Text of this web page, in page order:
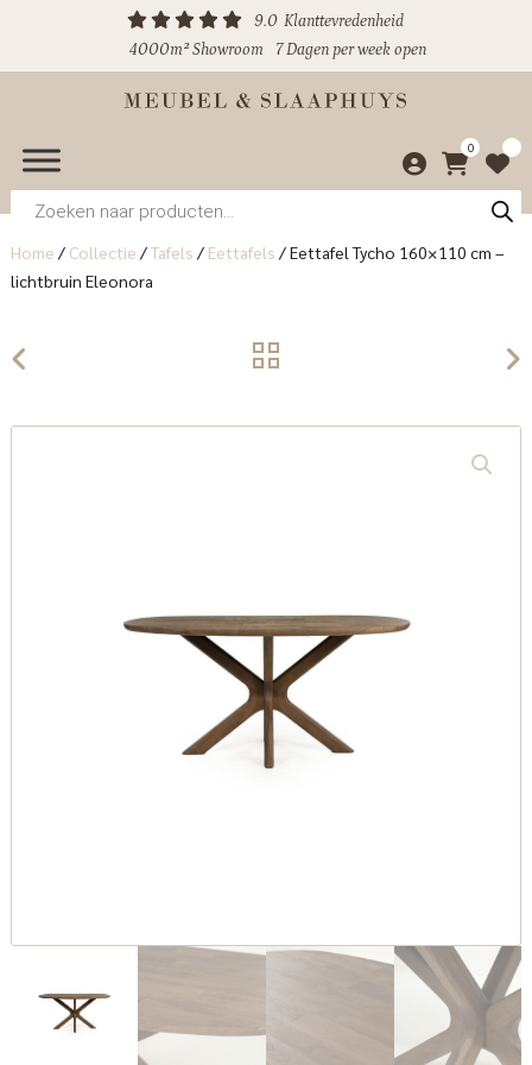
9.0 Klanttevredenheid
4000m² Showroom
7 Dagen per week open
0
Producten
zoeken
Home / Collectie /Tafels / Eettafels /Eettafel Tycho 160×110 cm –
lichtbruin Eleonora